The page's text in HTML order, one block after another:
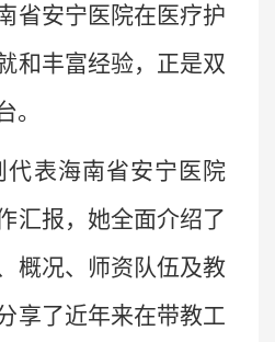
省安宁医院在医疗护
和丰富经验，正是双
。
代表海南省安宁医院
汇报， 她全面介绍了
概况、师资队伍及教
享了近年来在带教工